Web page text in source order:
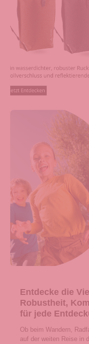
Entdecke die
Robustheit,
für jede
Ob beim Wandern,
auf der weiten Reise in